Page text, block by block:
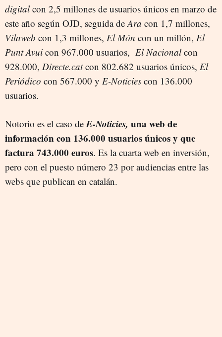
digitalcon 2,5 millones de usuarios únicos en marzo de
este año según OJD, seguida deAra con 1,7 millones,
Vilaweb con 1,3 millones, El Món con un millón, El
Punt Avui con 967.000 usuarios, El Nacionalcon
928.000, Directe.catcon 802.682 usuarios únicos, El
Periódico con 567.000 y E-Noticies con 136.000
usuarios.
Notorio es el caso deE-Noticies, una web de
información con 136.000 usuarios únicos y que
factura 743.000 euros. Es la cuarta web en inversión,
pero con el puesto número 23 por audiencias entre las
webs que publican en catalán.